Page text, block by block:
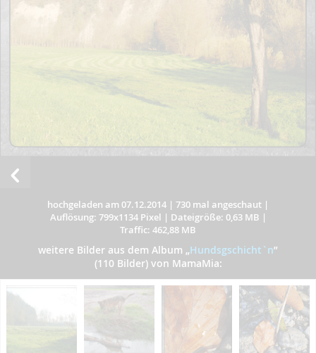
hochgeladen am 07.12.2014 | 730 mal angeschaut |
Auflösung: 799x1134 Pixel | Dateigröße: 0,63 MB |
Traffic: 462,88 MB
weitere Bilder aus dem Album „Hundsgschicht`n”
(110 Bilder) von MamaMia: